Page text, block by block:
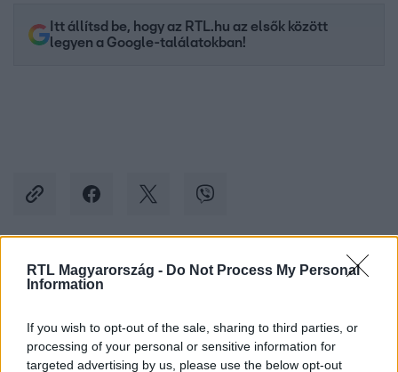
RTL Magyarország - Do Not Process My Personal
Information
If you wish to opt-out of the sale, sharing to third parties, or
processing of your personal or sensitive information for
targeted advertising by us, please use the below opt-out
Itt állítsd be, hogy az RTL.hu az elsők között
legyen a Google-találatokban!
Kövess minket, és értesülj a friss hírekről a
Követem